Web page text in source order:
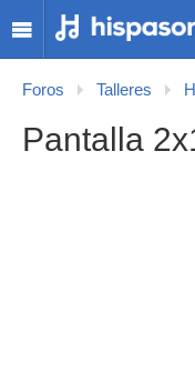
Foros Talleres
Pantalla